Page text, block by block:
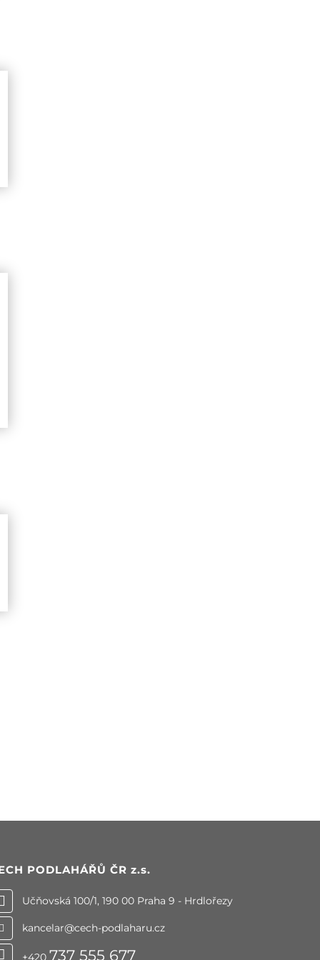
PODLAHÁŘŮ ČR z.s.
Učňovská 100/1, 190 00 Praha 9 - Hrdlořezy
kancelar@cech-podlaharu.cz
+420 737 555 677